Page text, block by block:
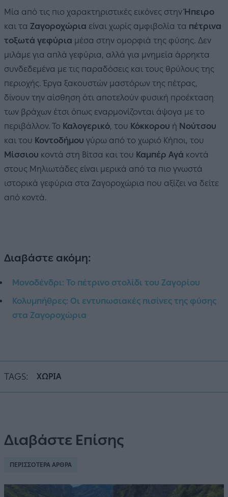
Μία από τις πιο χαρακτηριστικές εικόνες στηνΉπειρο
και τα Ζαγοροχώρια είναι χωρίς αμφιβολία τα πέτρινα
τοξωτά γεφύρια μέσα στην ομορφιά της φύσης. Δεν
μιλάμε για απλά γεφύρια, αλλά για μνημεία άρρηκτα
συνδεδεμένα με τις παραδόσεις και τους θρύλους της
περιοχής. Έργα ξακουστών μαστόρων της πέτρας,
δίνουν την αίσθηση ότι αποτελούν φυσική προέκταση
των βράχων έτσι όπως εναρμονίζονται άψογα με το
περιβάλλον. Το Καλογερικό, του Κόκκορου ή Νούτσου
και του Κοντοδήμου γύρω από το χωριό Κήποι, του
Μίσσιου κοντά στη Βίτσα και του Καμπέρ Αγά κοντά
στους Μηλιωτάδες είναι μερικά από τα πιο γνωστά
ιστορικά γεφύρια στα Ζαγοροχώρια που αξίζει να δείτε
από κοντά.
Διαβάστε ακόμη:
Μονοδένδρι: Το πέτρινο στολίδι του Ζαγορίου
Κολυμπήθρες: Οι εντυπωσιακές πισίνες της φύσης
στα Ζαγοροχώρια
TAGS: ΧΩΡΙΑ
Διαβάστε Επίσης
ΠΕΡΙΣΣΟΤΕΡΑ ΑΡΘΡΑ